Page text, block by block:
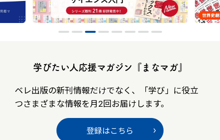
学びたい人応援マガジン『まなマガ』
ベレ出版の新刊情報だけでなく、
「学び」に役立
つさまざまな情報を月2回お届けします。
登録はこちら